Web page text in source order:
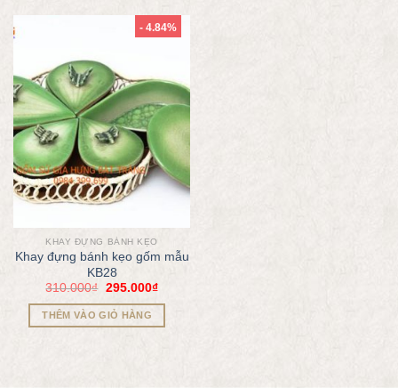
- 4.84%
KHAY ĐỰNG BÁNH KẸO
Khay đựng bánh kẹo gốm mẫu
KB28
310.000₫ 295.000₫
THÊM VÀO GIỎ HÀNG